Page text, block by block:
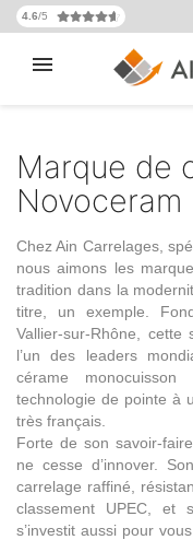
4.6/5
Marque de
Novoceram
Chez Ain Carrelages,
nous aimons les
tradition dans la
titre, un exemple.
Vallier-sur-Rhône, cette
l’un des leaders
cérame
technologie de pointe à
très français.
Forte de son savoir-
ne cesse d’innover.
carrelage raffiné,
classement UPEC, et
s’investit aussi pour